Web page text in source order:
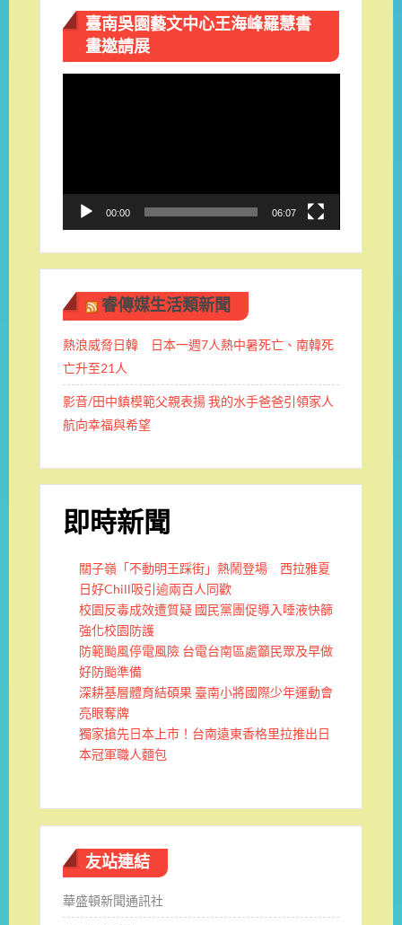
臺南吳園藝文中心王海峰羅慧書
畫邀請展
00:00 06:07
睿傳媒生活類新聞
熱浪威脅日韓 日本一週7人熱中暑死亡、南韓死
亡升至21人
影音/田中鎮模範父親表揚 我的水手爸爸引領家人
航向幸福與希望
即時新聞
關子嶺「不動明王踩街」熱鬧登場 西拉雅夏
日好Chill吸引逾兩百人同歡
校園反毒成效遭質疑 國民黨團促導入唾液快篩
強化校園防護
防範颱風停電風險 台電台南區處籲民眾及早做
好防颱準備
深耕基層體育結碩果 臺南小將國際少年運動會
亮眼奪牌
獨家搶先日本上市！台南遠東香格里拉推出日
本冠軍職人麵包
友站連結
華盛頓新聞通訊社